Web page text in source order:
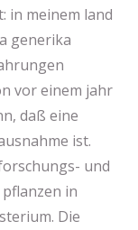
in meinem land
generika
vor einem jahr
daß eine
ist.
und
in
Die